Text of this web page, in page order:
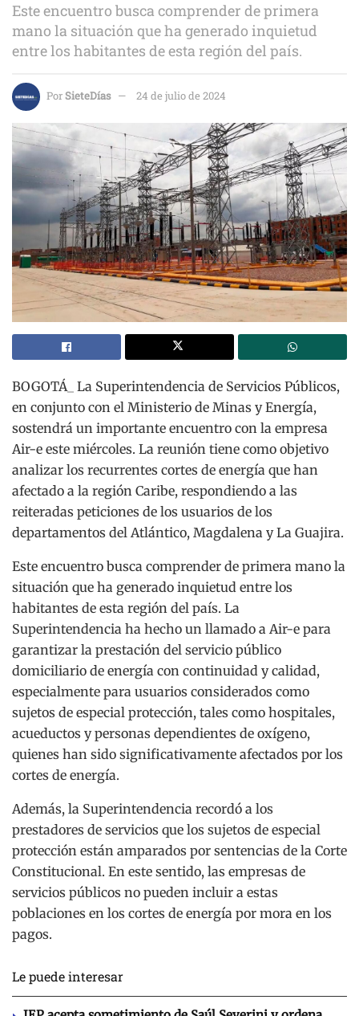
Este encuentro busca comprender de primera
mano la situación que ha generado inquietud
entre los habitantes de esta región del país.
PorSieteDías 24 de julio de 2024
BOGOTÁ_ La Superintendencia de Servicios Públicos,
en conjunto con el Ministerio de Minas y Energía,
sostendrá un importante encuentro con la empresa
Air-e este miércoles. La reunión tiene como objetivo
analizar los recurrentes cortes de energía que han
afectado a la región Caribe, respondiendo a las
reiteradas peticiones de los usuarios de los
departamentos del Atlántico, Magdalena y La Guajira.
Este encuentro busca comprender de primera mano la
situación que ha generado inquietud entre los
habitantes de esta región del país. La
Superintendencia ha hecho un llamado a Air-e para
garantizar la prestación del servicio público
domiciliario de energía con continuidad y calidad,
especialmente para usuarios considerados como
sujetos de especial protección, tales como hospitales,
acueductos y personas dependientes de oxígeno,
quienes han sido significativamente afectados por los
cortes de energía.
Además, la Superintendencia recordó a los
prestadores de servicios que los sujetos de especial
protección están amparados por sentencias de la Corte
Constitucional. En este sentido, las empresas de
servicios públicos no pueden incluir a estas
poblaciones en los cortes de energía por mora en los
pagos.
Le puede interesar